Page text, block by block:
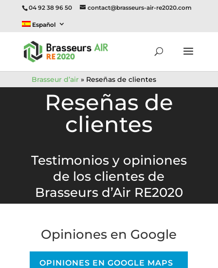
Brasseur d’air» Reseñas de clientes
04 92 38 96 50 contact@brasseurs-air-re2020.com
Español
Reseñas de
clientes
Testimonios y opiniones
de los clientes de
Brasseurs d’Air RE2020
Opiniones en Google
OPINIONES EN GOOGLE MAPS